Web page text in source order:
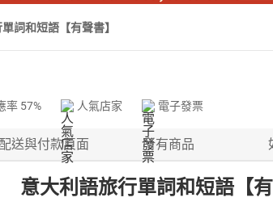
詞和短語【有聲書】
率 57% 人氣店家 電子發票
送與付款頁面 所有商品
意大利語旅行單詞和短語【